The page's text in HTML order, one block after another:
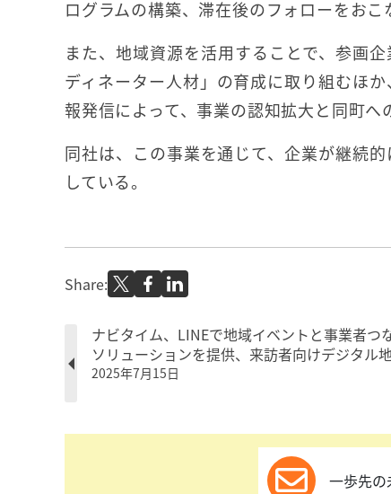
ログラムの構築、滞在後のフォローをおこ
また、地域資源を活用することで、参画
ディネーター人材」の育成に取り組むほ
報発信によって、事業の認知拡大と同町へ
同社は、この事業を通じて、企業が継続
している。
Share:
ナビタイム、LINEで地域イベントと事業者つ
ソリューションを提供、来訪者向けデジタル
2025年7月15日
一歩先の